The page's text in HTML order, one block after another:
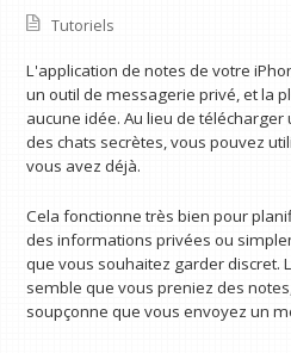
Tutoriels
L'application de notes de votre
un outil de messagerie privé, et la
aucune idée. Au lieu de
des chats secrètes, vous pouvez
vous avez déjà.
Cela fonctionne très bien pour
des informations privées ou
que vous souhaitez garder discret.
semble que vous preniez des
soupçonne que vous envoyez un